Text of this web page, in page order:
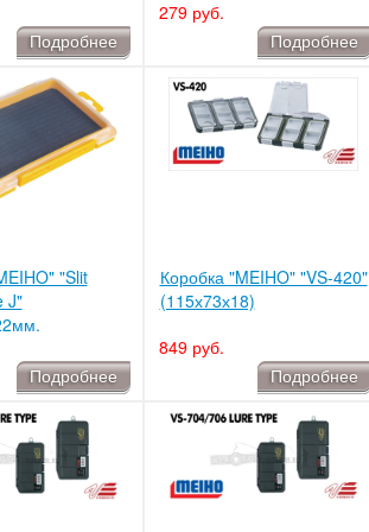
Подробнее
279 руб.
Подробнее
"Slit
J"
Подробнее
Коробка "MEIHO" "VS-420"
(115х73х18)
849 руб.
Подробнее